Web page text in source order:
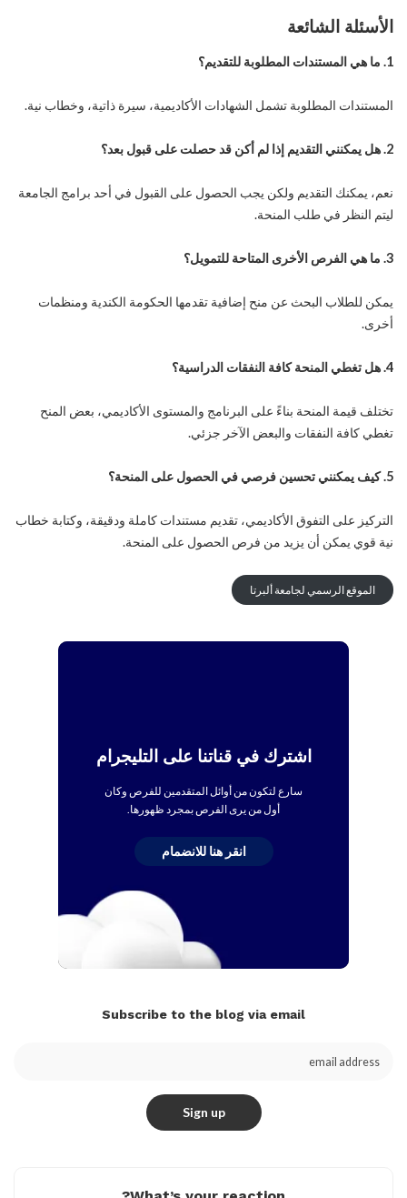
الأسئلة الشائعة
1. ما هي المستندات المطلوبة للتقديم؟
المستندات المطلوبة تشمل الشهادات الأكاديمية، سيرة ذاتية، وخطاب نية.
2. هل يمكنني التقديم إذا لم أكن قد حصلت على قبول بعد؟
نعم، يمكنك التقديم ولكن يجب الحصول على القبول في أحد برامج الجامعة
ليتم النظر في طلب المنحة.
3. ما هي الفرص الأخرى المتاحة للتمويل؟
يمكن للطلاب البحث عن منح إضافية تقدمها الحكومة الكندية ومنظمات
أخرى.
4. هل تغطي المنحة كافة النفقات الدراسية؟
تختلف قيمة المنحة بناءً على البرنامج والمستوى الأكاديمي، بعض المنح
تغطي كافة النفقات والبعض الآخر جزئي.
5. كيف يمكنني تحسين فرصي في الحصول على المنحة؟
التركيز على التفوق الأكاديمي، تقديم مستندات كاملة ودقيقة، وكتابة خطاب
نية قوي يمكن أن يزيد من فرص الحصول على المنحة.
الموقع الرسمي لجامعة ألبرتا
اشترك في قناتنا على التليجرام
سارع لتكون من أوائل المتقدمين للفرص وكان
أول من يرى الفرص بمجرد ظهورها.
انقر هنا للانضمام
Subscribe to the blog via email